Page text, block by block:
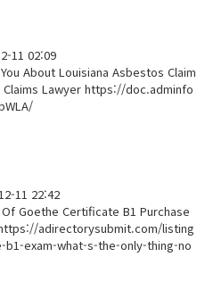
11 02:09
About Louisiana Asbestos Claim
Lawyer https://doc.adminfo
11 22:42
Goethe Certificate B1 Purchase
adirectorysubmit.com/listing
b1-exam-what-s-the-only-thing-no